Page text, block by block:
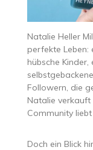
Natalie Heller
perfekte Leben:
hübsche
Followern, die
Natalie verkauft
Community
Doch ein Blick